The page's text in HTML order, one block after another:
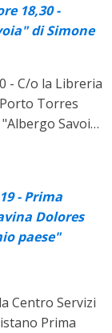
18,30 -
di Simone
- C/o la Libreria
Torres
Savoia"
Federico
Koinè-Ubik
- Prima
Dolores
paese"
Centro Servizi
Prima